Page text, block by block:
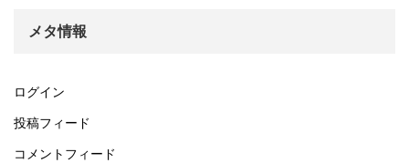
メタ情報
ログイン
投稿フィード
コメントフィード